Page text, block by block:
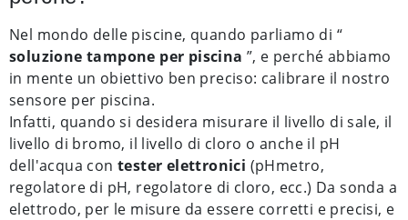
Nel mondo delle piscine, quando parliamo di “
soluzione tampone per piscina ”, e perché abbiamo
in mente un obiettivo ben preciso: calibrare il nostro
sensore per piscina.
Infatti, quando si desidera misurare il livello di sale, il
livello di bromo, il livello di cloro o anche il pH
dell'acqua contester elettronici (pHmetro,
regolatore di pH, regolatore di cloro, ecc.) Da sonda a
elettrodo, per le misure da essere corretti e precisi, e